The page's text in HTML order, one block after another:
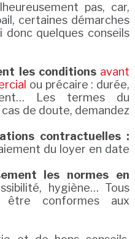
pas, car,
certaines démarches
donc quelques conseils
les conditions avant
ou précaire : durée,
Les termes du
de doute, demandez
contractuelles :
du loyer en date
les normes en
hygiène… Tous
être conformes aux